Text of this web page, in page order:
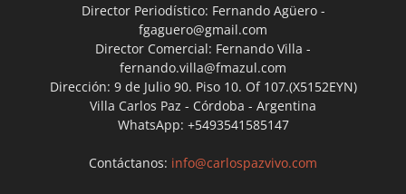
Director Periodístico: Fernando Agüero -
fgaguero@gmail.com
Director Comercial: Fernando Villa -
fernando.villa@fmazul.com
Dirección: 9 de Julio 90. Piso 10. Of 107.(X5152EYN)
Villa Carlos Paz - Córdoba - Argentina
WhatsApp: +5493541585147
Contáctanos: info@carlospazvivo.com